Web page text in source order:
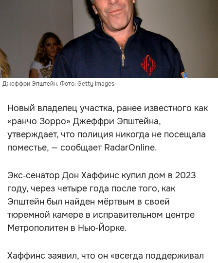
Джеффри Эпштейн. Фото: Getty Images
Новый владелец участка, ранее известного как
«ранчо Зорро» Джеффри Эпштейна,
утверждает, что полиция никогда не посещала
поместье, — сообщает RadarOnline.
Экс‑сенатор Дон Хаффинс купил дом в 2023
году, через четыре года после того, как
Эпштейн был найден мёртвым в своей
тюремной камере в исправительном центре
Метрополитен в Нью‑Йорке.
Хаффинс заявил, что он «всегда поддерживал